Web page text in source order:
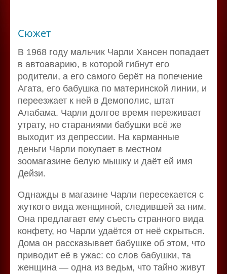
Сюжет
В 1968 году мальчик Чарли Хансен попадает
в автоаварию, в которой гибнут его
родители, а его самого берёт на попечение
Агата, его бабушка по материнской линии, и
переезжает к ней в Демополис, штат
Алабама. Чарли долгое время переживает
утрату, но стараниями бабушки всё же
выходит из депрессии. На карманные
деньги Чарли покупает в местном
зоомагазине белую мышку и даёт ей имя
Дейзи.
Однажды в магазине Чарли пересекается с
жуткого вида женщиной, следившей за ним.
Она предлагает ему съесть странного вида
конфету, но Чарли удаётся от неё скрыться.
Дома он рассказывает бабушке об этом, что
приводит её в ужас: со слов бабушки, та
женщина — одна из ведьм, что тайно живут